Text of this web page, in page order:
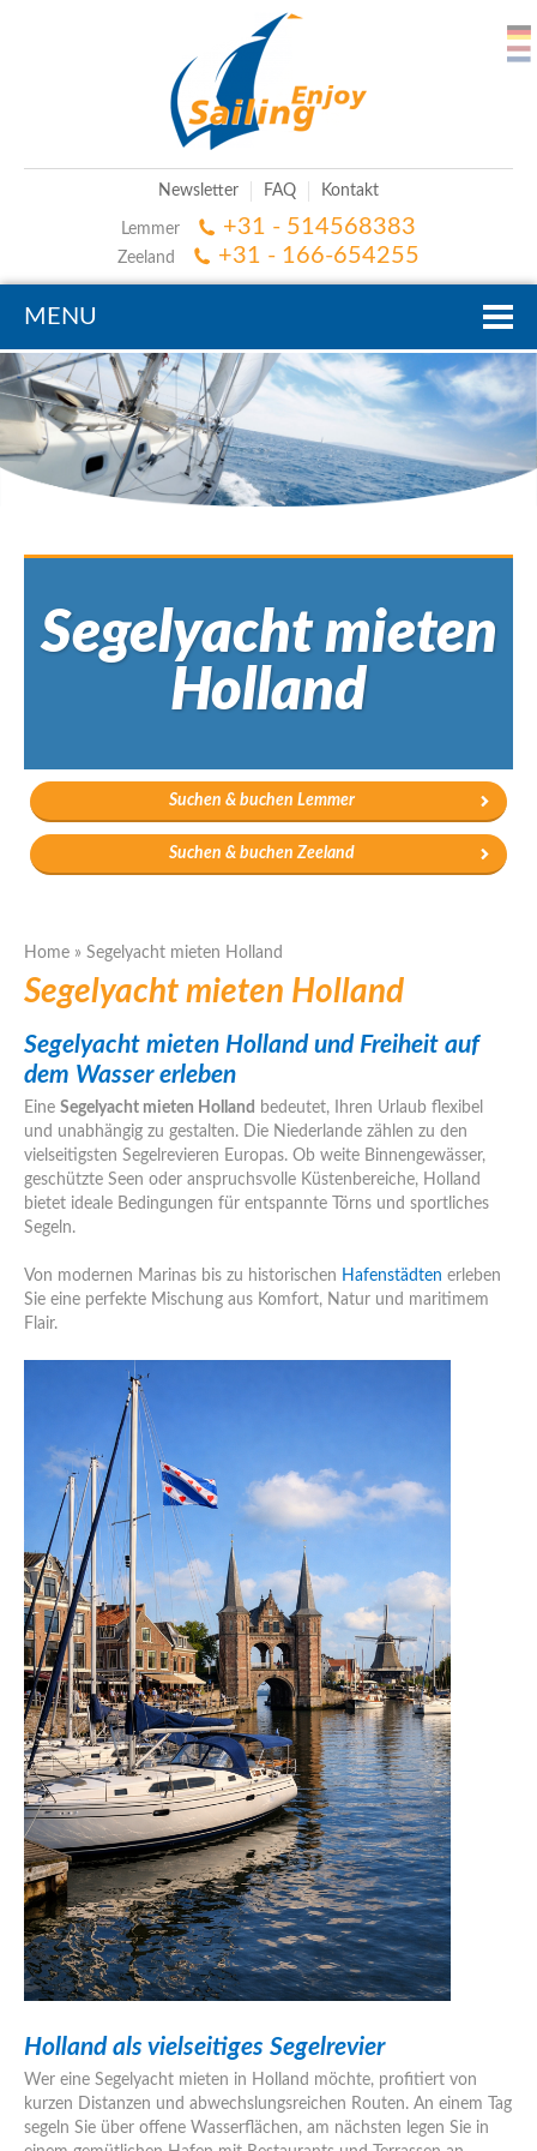
Newsletter FAQ Kontakt
Lemmer +31 - 514568383
Zeeland +31 - 166-654255
MENU
Segelyacht mieten
Holland
Suchen & buchen Lemmer
Suchen & buchen Zeeland
Home » Segelyacht mieten Holland
Segelyacht mieten Holland
Segelyacht mieten Holland und Freiheit auf
dem Wasser erleben
Eine Segelyacht mieten Holland bedeutet, Ihren Urlaub flexibel
und unabhängig zu gestalten. Die Niederlande zählen zu den
vielseitigsten Segelrevieren Europas. Ob weite Binnengewässer,
geschützte Seen oder anspruchsvolle Küstenbereiche, Holland
bietet ideale Bedingungen für entspannte Törns und sportliches
Segeln.
Von modernen Marinas bis zu historischen Hafenstädten erleben
Sie eine perfekte Mischung aus Komfort, Natur und maritimem
Flair.
Holland als vielseitiges Segelrevier
Wer eine Segelyacht mieten in Holland möchte, profitiert von
kurzen Distanzen und abwechslungsreichen Routen. An einem Tag
segeln Sie über offene Wasserflächen, am nächsten legen Sie in